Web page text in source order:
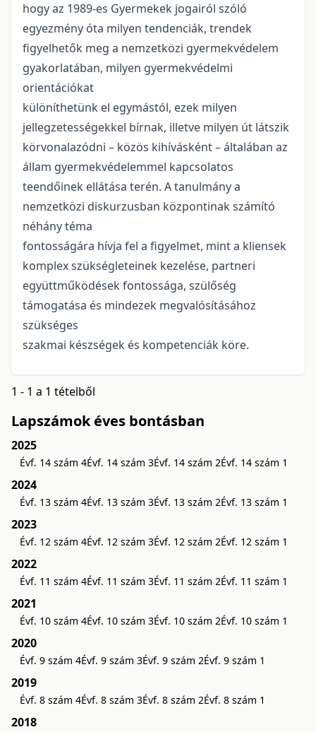
hogy az 1989-es Gyermekek jogairól szóló
egyezmény óta milyen tendenciák, trendek
figyelhetők meg a nemzetközi gyermekvédelem
gyakorlatában, milyen gyermekvédelmi
orientációkat
különíthetünk el egymástól, ezek milyen
jellegzetességekkel bírnak, illetve milyen út látszik
körvonalazódni – közös kihívásként – általában az
állam gyermekvédelemmel kapcsolatos
teendőinek ellátása terén. A tanulmány a
nemzetközi diskurzusban központinak számító
néhány téma
fontosságára hívja fel a figyelmet, mint a kliensek
komplex szükségleteinek kezelése, partneri
együttműködések fontossága, szülőség
támogatása és mindezek megvalósításához
szükséges
szakmai készségek és kompetenciák köre.
1 - 1 a 1 tételből
Lapszámok éves bontásban
2025
Évf. 14 szám 4Évf. 14 szám 3Évf. 14 szám 2Évf. 14 szám 1
2024
Évf. 13 szám 4Évf. 13 szám 3Évf. 13 szám 2Évf. 13 szám 1
2023
Évf. 12 szám 4Évf. 12 szám 3Évf. 12 szám 2Évf. 12 szám 1
2022
Évf. 11 szám 4Évf. 11 szám 3Évf. 11 szám 2Évf. 11 szám 1
2021
Évf. 10 szám 4Évf. 10 szám 3Évf. 10 szám 2Évf. 10 szám 1
2020
Évf. 9 szám 4Évf. 9 szám 3Évf. 9 szám 2Évf. 9 szám 1
2019
Évf. 8 szám 4Évf. 8 szám 3Évf. 8 szám 2Évf. 8 szám 1
2018